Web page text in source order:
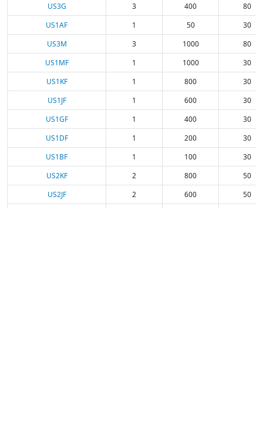
US3G
3 400
80
US1AF
1 50
30
US3M
3 1000
80
US1MF
1 1000
30
US1KF
1 800
30
US1JF
1 600
30
US1GF
1 400
30
US1DF
1 200
30
US1BF
1 100
30
US2KF
2 800
50
US2JF
2 600
50